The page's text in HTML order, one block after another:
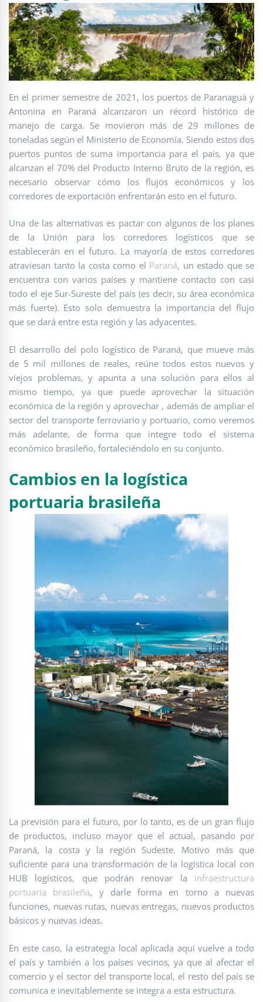
En el primer semestre de 2021, los puertos de Paranaguá y
Antonina en Paraná alcanzaron un récord histórico de
manejo de carga. Se movieron más de 29 millones de
toneladas según el Ministerio de Economía. Siendo estos dos
puertos puntos de suma importancia para el país, ya que
alcanzan el 70% del Producto Interno Bruto de la región, es
necesario observar cómo los flujos económicos y los
corredores de exportación enfrentarán esto en el futuro.
Una de las alternativas es pactar con algunos de los planes
de la Unión para los corredores logísticos que se
establecerán en el futuro. La mayoría de estos corredores
atraviesan tanto la costa como el Paraná, un estado que se
encuentra con varios países y mantiene contacto con casi
todo el eje Sur-Sureste del país (es decir, su área económica
más fuerte). Esto solo demuestra la importancia del flujo
que se dará entre esta región y las adyacentes.
El desarrollo del polo logístico de Paraná, que mueve más
de 5 mil millones de reales, reúne todos estos nuevos y
viejos problemas, y apunta a una solución para ellos al
mismo tiempo, ya que puede aprovechar la situación
económica de la región y aprovechar , además de ampliar el
sector del transporte ferroviario y portuario, como veremos
más adelante, de forma que integre todo el sistema
económico brasileño, fortaleciéndolo en su conjunto.
Cambios en la logística
portuaria brasileña
La previsión para el futuro, por lo tanto, es de un gran flujo
de productos, incluso mayor que el actual, pasando por
Paraná, la costa y la región Sudeste. Motivo más que
suficiente para una transformación de la logística local con
HUB logísticos, que podrán renovar la infraestructura
portuaria brasileña, y darle forma en torno a nuevas
funciones, nuevas rutas, nuevas entregas, nuevos productos
básicos y nuevas ideas.
En este caso, la estrategia local aplicada aquí vuelve a todo
el país y también a los países vecinos, ya que al afectar el
comercio y el sector del transporte local, el resto del país se
comunica e inevitablemente se integra a esta estructura.